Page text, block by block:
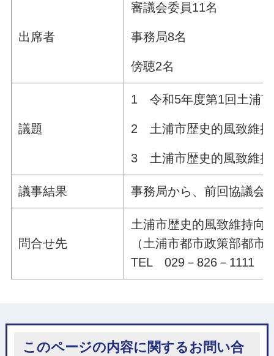
出席者
審議会委員11名
事務局8名
傍聴2名
議題
1 令和5年度第1回土浦市
2 土浦市歴史的風致維持
3 土浦市歴史的風致維持
議事結果 事務局から、前回協議会
問合せ先
土浦市歴史的風致維持向
（土浦市都市政策部都市
TEL 029－826－1111
このページの内容に関するお問い合